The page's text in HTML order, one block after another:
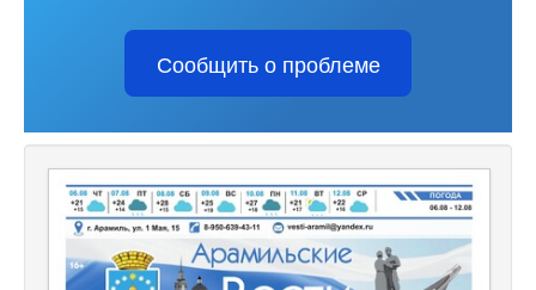
Сообщить о проблеме